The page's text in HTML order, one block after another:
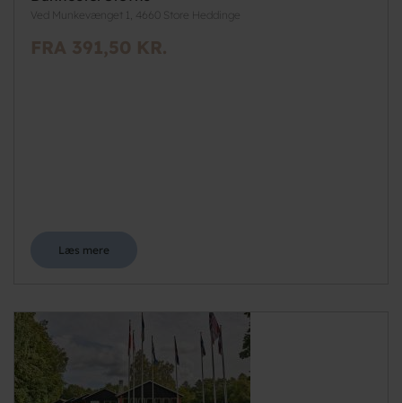
Ved Munkevænget 1, 4660 Store Heddinge
FRA 391,50 KR.
Læs mere